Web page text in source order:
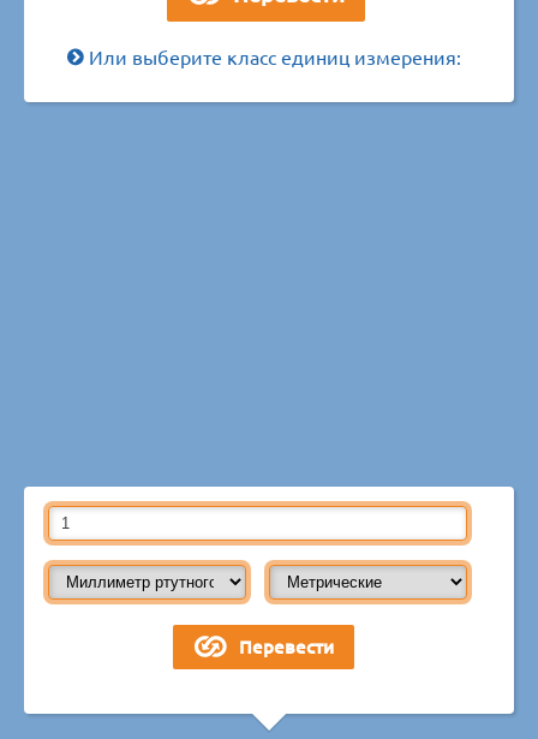
Или выберите класс единиц измерения: